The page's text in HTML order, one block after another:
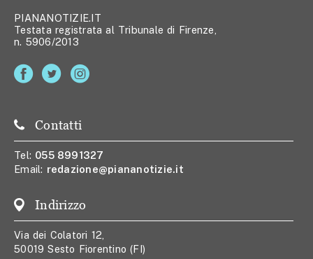
PIANANOTIZIE.IT
Testata registrata al Tribunale di Firenze,
n. 5906/2013
Contatti
Tel: 055 8991327
Email: redazione@piananotizie.it
Indirizzo
Via dei Colatori 12,
50019 Sesto Fiorentino (FI)